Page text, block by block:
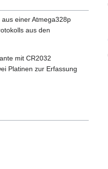
einer Atmega328p
aus den
mit CR2032
Platinen zur Erfassung